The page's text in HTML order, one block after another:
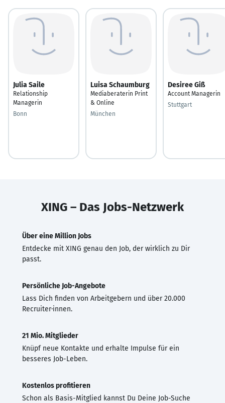
Julia Saile
Relationship
Managerin
Bonn
Luisa Schaumburg
Mediaberaterin Print
& Online
München
Desiree Giß
Account Managerin
Stuttgart
XING – Das Jobs-Netzwerk
Über eine Million Jobs
Entdecke mit XING genau den Job, der wirklich zu Dir
passt.
Persönliche Job-Angebote
Lass Dich finden von Arbeitgebern und über 20.000
Recruiter·innen.
21 Mio. Mitglieder
Knüpf neue Kontakte und erhalte Impulse für ein
besseres Job-Leben.
Kostenlos profitieren
Schon als Basis-Mitglied kannst Du Deine Job-Suche